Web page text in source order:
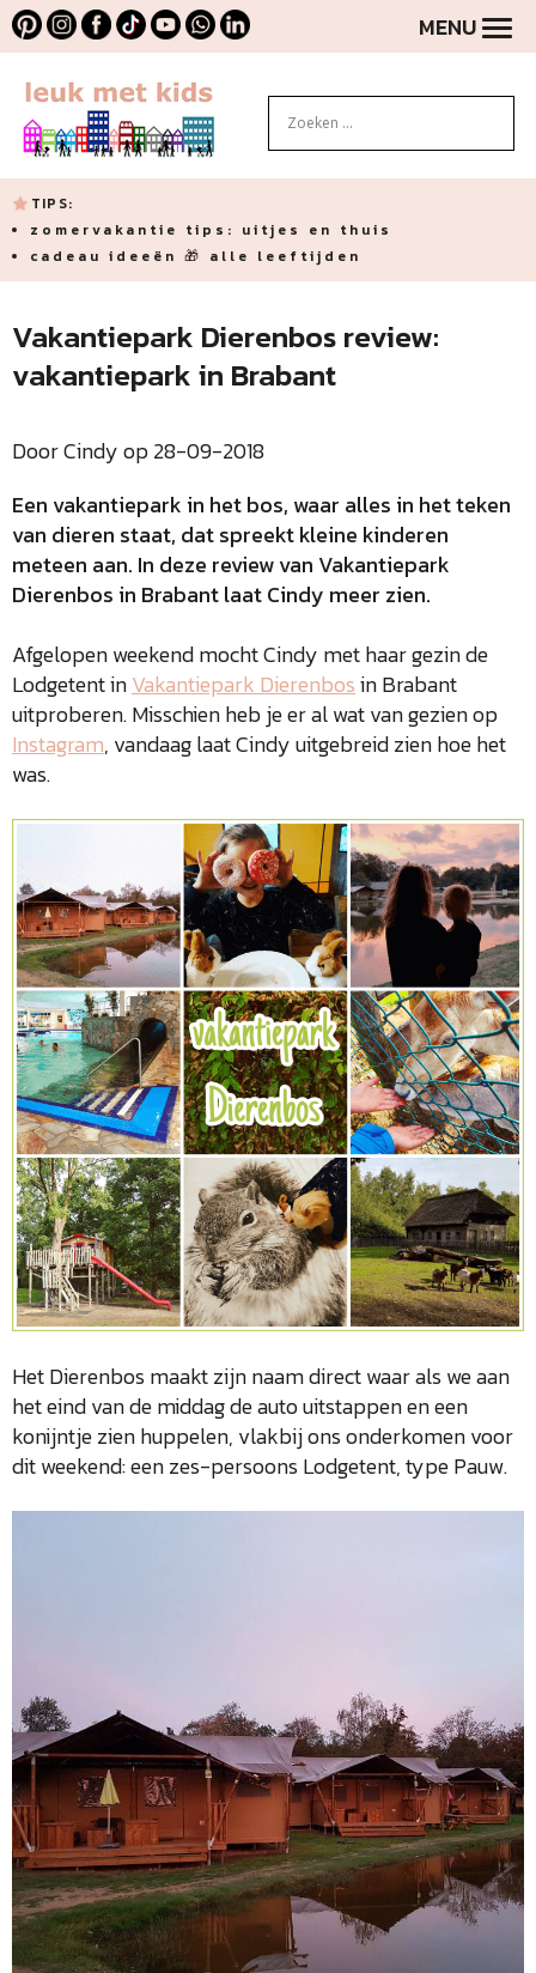
MENU
TIPS:
zomervakantie tips: uitjes en thuis
cadeau ideeën 🎁 alle leeftijden
Vakantiepark Dierenbos review:
vakantiepark in Brabant
Door Cindy op 28-09-2018
Een vakantiepark in het bos, waar alles in het teken
van dieren staat, dat spreekt kleine kinderen
meteen aan. In deze review van Vakantiepark
Dierenbos in Brabant laat Cindy meer zien.
Afgelopen weekend mocht Cindy met haar gezin de
Lodgetent inVakantiepark Dierenbosin Brabant
uitproberen. Misschien heb je er al wat van gezien op
Instagram, vandaag laat Cindy uitgebreid zien hoe het
was.
Het Dierenbos maakt zijn naam direct waar als we aan
het eind van de middag de auto uitstappen en een
konijntje zien huppelen, vlakbij ons onderkomen voor
dit weekend: een zes-persoons Lodgetent, type Pauw.